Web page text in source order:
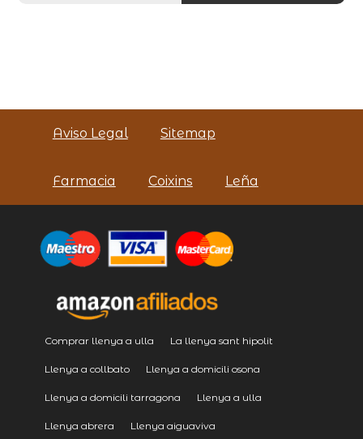
Aviso Legal Sitemap
Farmacia Coixins Leña
Comprar llenya a ulla La llenya sant hipolit
Llenya a collbato Llenya a domicili osona
Llenya a domicili tarragona Llenya a ulla
Llenya abrera Llenya aiguaviva